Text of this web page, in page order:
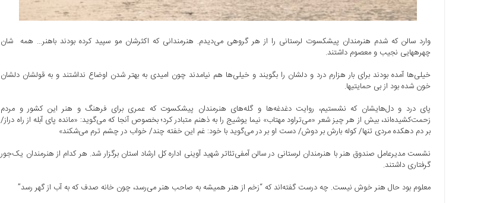
وارد سالن که شدم هنرمندان پیشکسوت لرستانی را از هر گروهی می‌دیدم. هنرمندانی که اکثرشان مو سپید کرده بودند باهنر… همه ‎ شان
چهره‎هایی نجیب و معصوم داشتند.
خیلی‌ها آمده بودند برای بار هزارم درد و دلشان را بگویند و خیلی‌ها هم نیامدند چون امیدی به بهتر شدن اوضاع نداشتند و به قولشان دلشان
خون شده بود از بی حمایتی‎ها.
پای درد و دل‌هایشان که نشستیم، روایت دغدغه‌ها و گله‌های هنرمندان پیشکسوت که عمری برای فرهنگ و هنر این کشور و مردم
زحمت‌کشیده‌اند، بیش از هر چیز شعر «می‌تراود مهتاب» نیما یوشیج را به ذهنم متبادر کرد؛ بخصوص آنجا که می‌گوید: «مانده پای آبله از راه دراز/
بر دم دهکده مردی تنها/ کوله بارش بر دوش/ دست او بر در می‌گوید با خود: غم این خفته چند/ خواب در چشم ترم می‌شکند»
نشست مدیرعامل صندوق هنر با هنرمندان لرستانی در سالن آمفی‌تئاتر شهید آوینی اداره کل ارشاد استان برگزار شد. هر کدام از هنرمندان یک‌جور
گرفتاری داشتند.
معلوم بود حال هنر خوش نیست. چه درست گفته‌اند که “زخم از هنر همیشه به صاحب هنر می‌رسد، چون خانه صدف که به آب از گهر رسد”